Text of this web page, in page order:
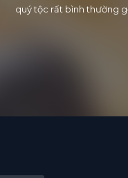
quý tộc rất bình thường